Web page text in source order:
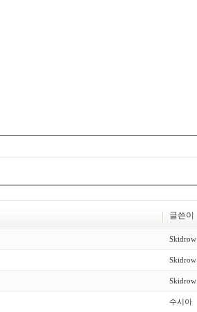
글쓴이
Skidrow
Skidrow
Skidrow
수시아